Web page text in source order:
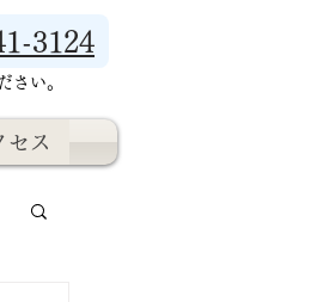
3124
さい。
セス